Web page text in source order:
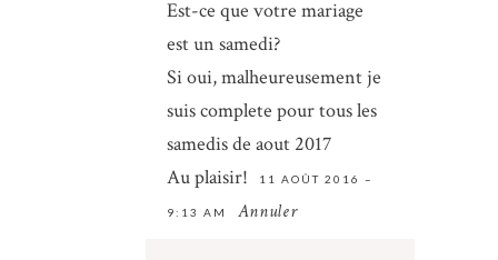
Save my name, email, and website in
this browser for the next time I
ENVOYER
Est-ce que votre mariage
est un samedi?
Si oui, malheureusement je
suis complete pour tous les
samedis de aout 2017
Au plaisir!
11 AOÛT 2016 –
9:13 AM Annuler